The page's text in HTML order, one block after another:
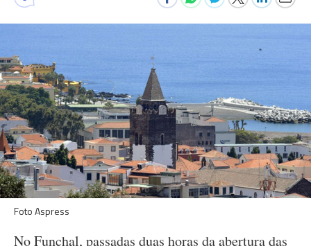
Foto Aspress
No Funchal, passadas duas horas da abertura das